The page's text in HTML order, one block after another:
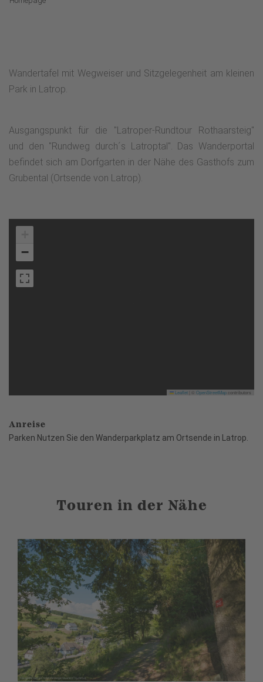
Wandertafel mit Wegweiser und Sitzgelegenheit am kleinen
Park in Latrop.
Ausgangspunkt für die "Latroper-Rundtour Rothaarsteig"
und den "Rundweg durch´s Latroptal". Das Wanderportal
befindet sich am Dorfgarten in der Nähe des Gasthofs zum
Grubental (Ortsende von Latrop).
−
Leaflet OpenStreetMapcontributors
Anreise
Parken Nutzen Sie den Wanderparkplatz am Ortsende in Latrop.
Touren in der Nähe